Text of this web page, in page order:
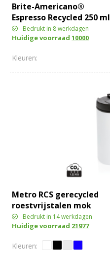
Brite-Americano®
Espresso Recycled 250 ml
geïsoleerde beker
Bedrukt in 8 werkdagen
Huidige voorraad10000
Metro RCS gerecycled
roestvrijstalen mok
Bedrukt in 14 werkdagen
Huidige voorraad 21977